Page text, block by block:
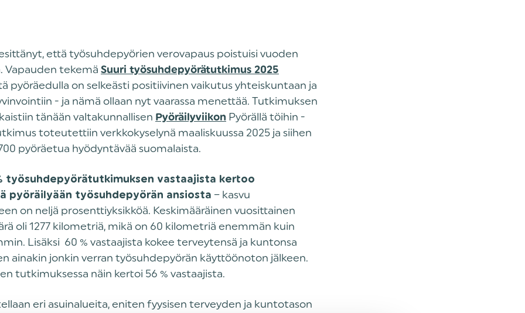
että työsuhdepyörien verovapaus poistuisi vuoden
Vapauden tekemä Suuri työsuhdepyörätutkimus 2025
pyöräedulla on selkeästi positiivinen vaikutus yhteiskuntaan ja
- ja nämä ollaan nyt vaarassa menettää. Tutkimuksen
tänään valtakunnallisen Pyöräilyviikon Pyörällä töihin -
toteutettiin verkkokyselynä maaliskuussa 2025 ja siihen
pyöräetua hyödyntävää suomalaista.
työsuhdepyörätutkimuksen vastaajista kertoo
pyöräilyään työsuhdepyörän ansiosta – kasvu
on neljä prosenttiyksikköä. Keskimääräinen vuosittainen
oli 1277 kilometriä, mikä on 60 kilometriä enemmän kuin
Lisäksi 60 % vastaajista kokee terveytensä ja kuntonsa
ainakin jonkin verran työsuhdepyörän käyttöönoton jälkeen.
tutkimuksessa näin kertoi 56 % vastaajista.
eri asuinalueita, eniten fyysisen terveyden ja kuntotason